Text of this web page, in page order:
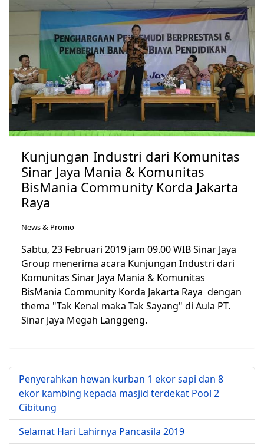
Kunjungan Industri dari Komunitas
Sinar Jaya Mania & Komunitas
BisMania Community Korda Jakarta
Raya
News & Promo
Sabtu, 23 Februari 2019 jam 09.00 WIB Sinar Jaya
Group menerima acara Kunjungan Industri dari
Komunitas Sinar Jaya Mania & Komunitas
BisMania Community Korda Jakarta Raya dengan
thema "Tak Kenal maka Tak Sayang" di Aula PT.
Sinar Jaya Megah Langgeng.
Penyerahkan hewan kurban 1 ekor sapi dan 8
ekor kambing kepada masjid terdekat Pool 2
Cibitung
Selamat Hari Lahirnya Pancasila 2019